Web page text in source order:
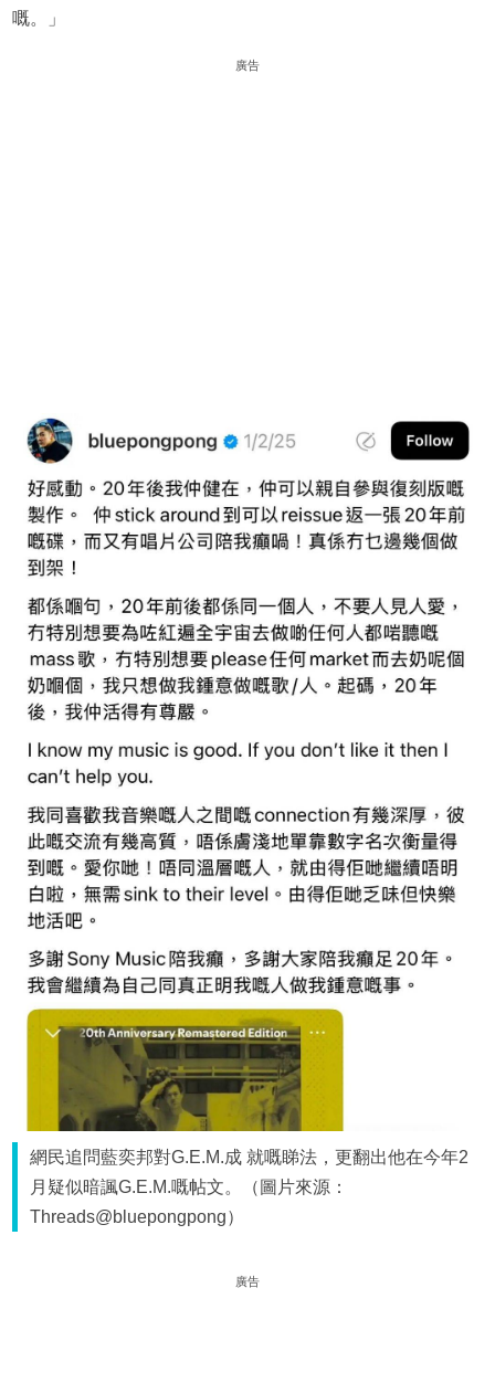
嘅。」
廣告
網民追問藍奕邦對G.E.M.成 就嘅睇法，更翻出他在今年2
月疑似暗諷G.E.M.嘅帖文。（圖片來源：
Threads@bluepongpong）
廣告